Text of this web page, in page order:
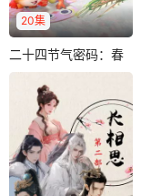
20集
二十四节气密码：春之篇
羊仔
赵欣
周小易来到年丰镇
和爷爷一起过年，
本以为又是一个平
凡而普通的假期..
二十四节气密码：春
之篇